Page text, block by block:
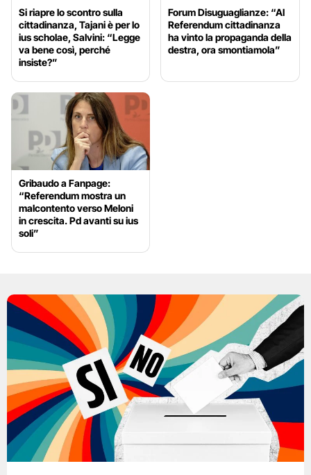
Si riapre lo scontro sulla
cittadinanza, Tajani è per lo
ius scholae, Salvini: “Legge
va bene così, perché
insiste?”
Forum Disuguaglianze: “Al
Referendum cittadinanza
ha vinto la propaganda della
destra, ora smontiamola”
Gribaudo a Fanpage:
“Referendum mostra un
malcontento verso Meloni
in crescita. Pd avanti su ius
soli”